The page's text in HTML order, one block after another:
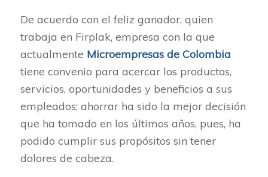
De acuerdo con el feliz ganador, quien
trabaja en Firplak, empresa con la que
actualmente Microempresas de Colombia
tiene convenio para acercar los productos,
servicios, oportunidades y beneficios a sus
empleados; ahorrar ha sido la mejor decisión
que ha tomado en los últimos años, pues, ha
podido cumplir sus propósitos sin tener
dolores de cabeza.